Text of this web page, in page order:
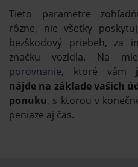
Tieto parametre
rôzne, nie všetky
bezškodový priebeh, za
značku vozidla. Na
porovnanie, ktoré vám
nájde na základe vašich
ponuku, s ktorou v
peniaze aj čas.